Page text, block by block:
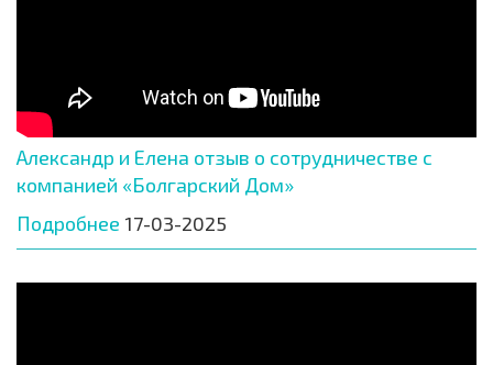
Александр и Елена отзыв о сотрудничестве с
компанией «Болгарский Дом»
Подробнее 17-03-2025